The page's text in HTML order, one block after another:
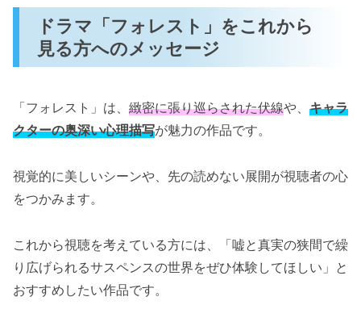
ドラマ「フォレスト」をこれから
見る方へのメッセージ
「フォレスト」は、 緻密に張り巡らされた伏線や、 キャラ
クターの奥深い心理描写が魅力の作品です。
視覚的に美しいシーンや、先の読めない展開が視聴者の心
をつかみます。
これから視聴を考えている方には、「嘘と真実の狭間で繰
り広げられるサスペンスの世界をぜひ体験してほしい」と
おすすめしたい作品です。